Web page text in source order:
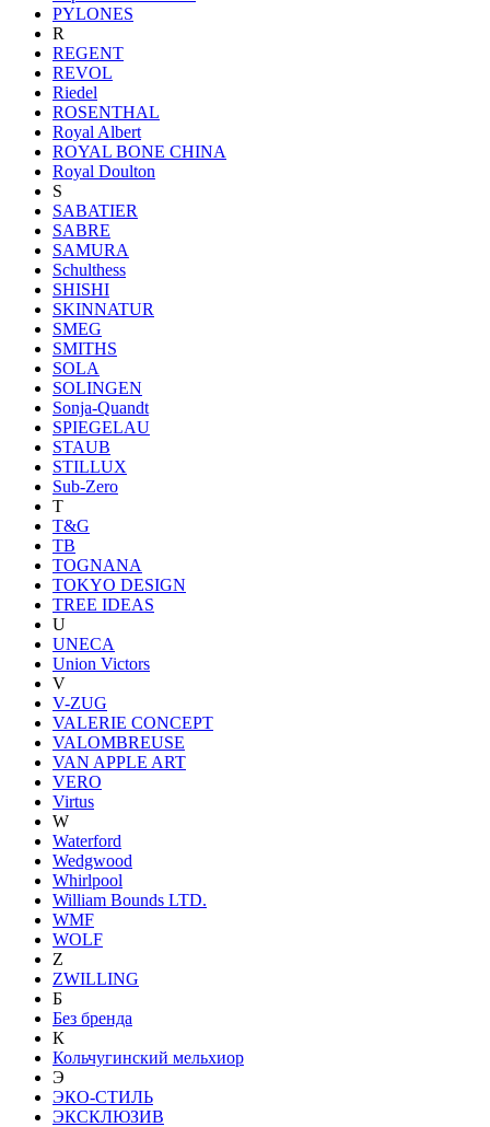
PYLONES
R
REGENT
REVOL
Riedel
ROSENTHAL
Royal Albert
ROYAL BONE CHINA
Royal Doulton
S
SABATIER
SABRE
SAMURA
Schulthess
SHISHI
SKINNATUR
SMEG
SMITHS
SOLA
SOLINGEN
Sonja-Quandt
SPIEGELAU
STAUB
STILLUX
Sub-Zero
T
T&G
TB
TOGNANA
TOKYO DESIGN
TREE IDEAS
U
UNECA
Union Victors
V
V-ZUG
VALERIE CONCEPT
VALOMBREUSE
VAN APPLE ART
VERO
Virtus
W
Waterford
Wedgwood
Whirlpool
William Bounds LTD.
WMF
WOLF
Z
ZWILLING
Б
Без бренда
К
Кольчугинский мельхиор
Э
ЭКО-СТИЛЬ
ЭКСКЛЮЗИВ